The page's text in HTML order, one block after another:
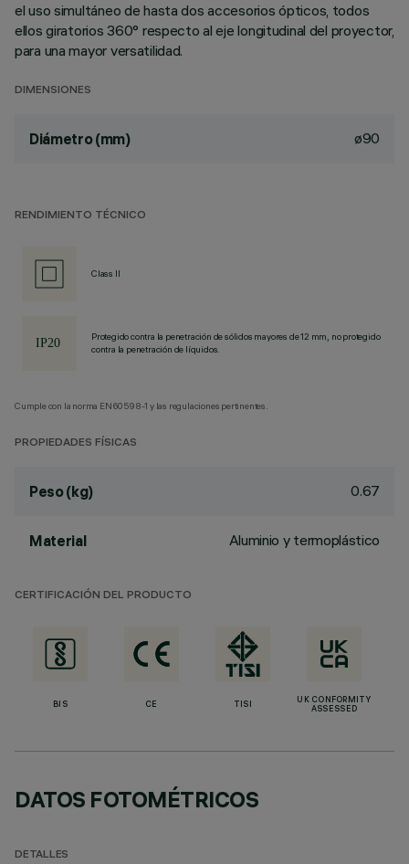
el uso simultáneo de hasta dos accesorios ópticos, todos
ellos giratorios 360° respecto al eje longitudinal del proyector,
para una mayor versatilidad.
DIMENSIONES
Diámetro (mm) ø90
RENDIMIENTO TÉCNICO
Class II
Protegido contra la penetración de sólidos mayores de 12 mm, no protegido
contra la penetración de líquidos.
Cumple con la norma EN60598-1 y las regulaciones pertinentes.
PROPIEDADES FÍSICAS
Peso (kg) 0.67
Material Aluminio y termoplástico
CERTIFICACIÓN DEL PRODUCTO
BIS CE TISI
UK CONFORMITY
ASSESSED
DATOS FOTOMÉTRICOS
DETALLES